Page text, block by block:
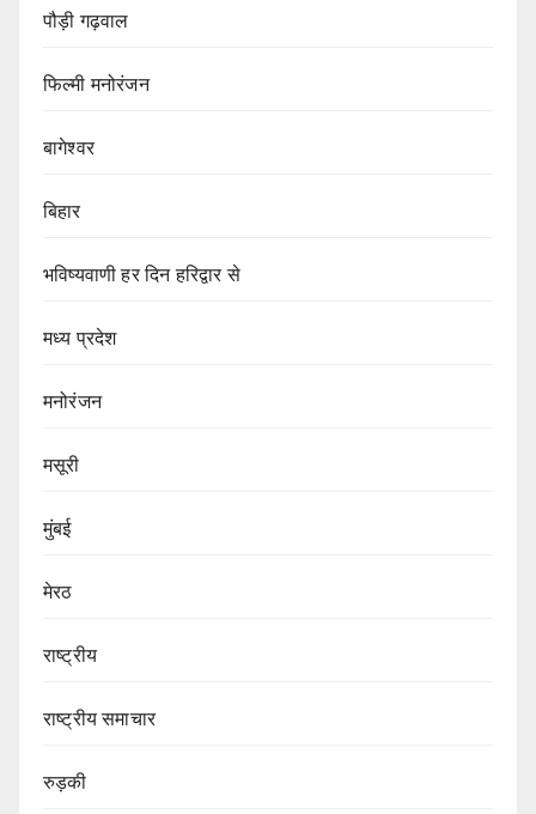
पौड़ी गढ़वाल
फिल्मी मनोरंजन
बागेश्वर
बिहार
भविष्यवाणी हर दिन हरिद्वार से
मध्य प्रदेश
मनोरंजन
मसूरी
मुंबई
मेरठ
राष्ट्रीय
राष्ट्रीय समाचार
रुड़की